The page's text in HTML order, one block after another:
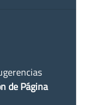
de Página